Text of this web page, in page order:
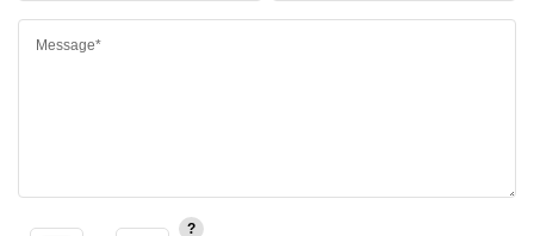
Message*